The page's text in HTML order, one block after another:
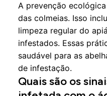
A prevenção
das colmeias. Isso
limpeza regular do
infestados. Essas
saudável para as
de infestação.
Quais são os